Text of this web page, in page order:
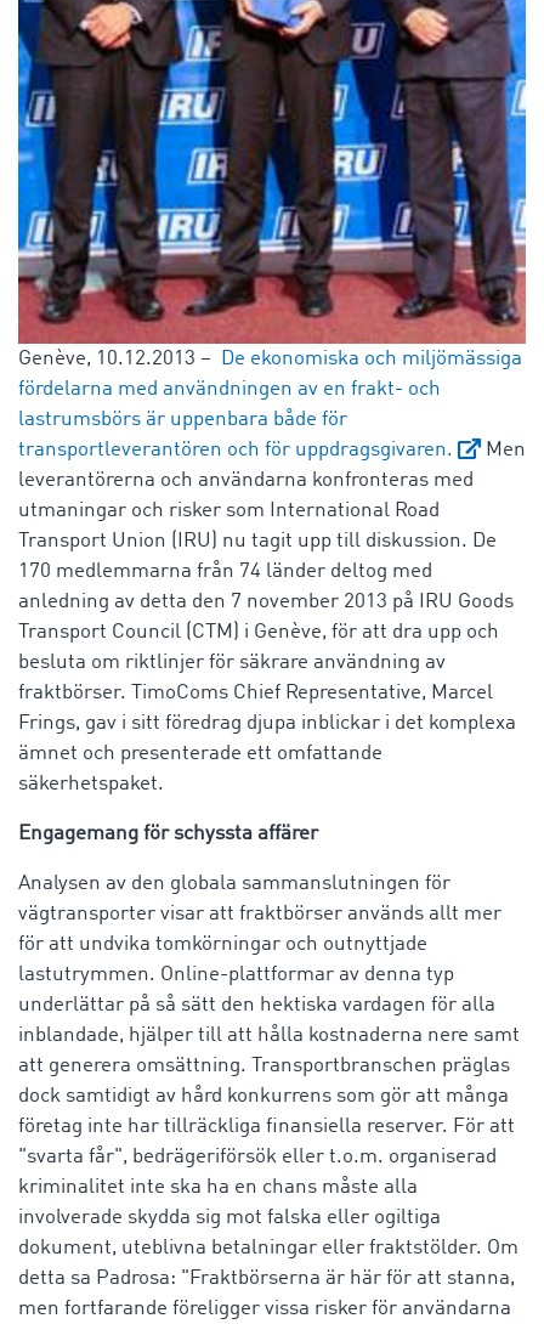
Genève, 10.12.2013 –
De ekonomiska och miljömässiga
fördelarna med användningen av en frakt- och
lastrumsbörs är uppenbara både för
transportleverantören och för uppdragsgivaren.
Men
leverantörerna och användarna konfronteras med
utmaningar och risker som International Road
Transport Union (IRU) nu tagit upp till diskussion. De
170 medlemmarna från 74 länder deltog med
anledning av detta den 7 november 2013 på IRU Goods
Transport Council (CTM) i Genève, för att dra upp och
besluta om riktlinjer för säkrare användning av
fraktbörser. TimoComs Chief Representative, Marcel
Frings, gav i sitt föredrag djupa inblickar i det komplexa
ämnet och presenterade ett omfattande
säkerhetspaket.
Engagemang för schyssta affärer
Analysen av den globala sammanslutningen för
vägtransporter visar att fraktbörser används allt mer
för att undvika tomkörningar och outnyttjade
lastutrymmen. Online-plattformar av denna typ
underlättar på så sätt den hektiska vardagen för alla
inblandade, hjälper till att hålla kostnaderna nere samt
att generera omsättning. Transportbranschen präglas
dock samtidigt av hård konkurrens som gör att många
företag inte har tillräckliga finansiella reserver. För att
"svarta får", bedrägeriförsök eller t.o.m. organiserad
kriminalitet inte ska ha en chans måste alla
involverade skydda sig mot falska eller ogiltiga
dokument, uteblivna betalningar eller fraktstölder. Om
detta sa Padrosa: "Fraktbörserna är här för att stanna,
men fortfarande föreligger vissa risker för användarna